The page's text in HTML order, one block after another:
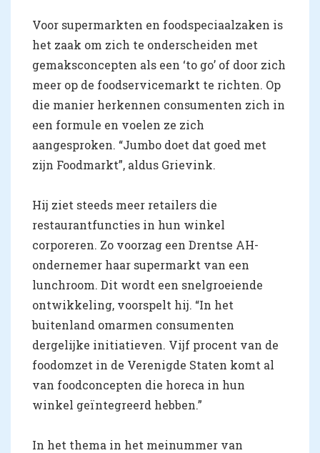
Voor supermarkten en foodspeciaalzaken is
het zaak om zich te onderscheiden met
gemaksconcepten als een ‘to go’ of door zich
meer op de foodservicemarkt te richten. Op
die manier herkennen consumenten zich in
een formule en voelen ze zich
aangesproken. “Jumbo doet dat goed met
zijn Foodmarkt”, aldus Grievink.
Hij ziet steeds meer retailers die
restaurantfuncties in hun winkel
corporeren. Zo voorzag een Drentse AH-
ondernemer haar supermarkt van een
lunchroom. Dit wordt een snelgroeiende
ontwikkeling, voorspelt hij. “In het
buitenland omarmen consumenten
dergelijke initiatieven. Vijf procent van de
foodomzet in de Verenigde Staten komt al
van foodconcepten die horeca in hun
winkel geïntegreerd hebben.”
In het thema in het meinummer van